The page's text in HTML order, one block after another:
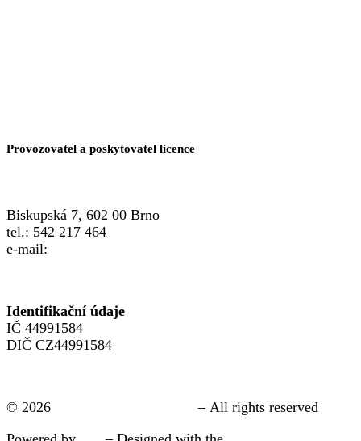
Provozovatel a poskytovatel licence
Biskupská 7, 602 00 Brno
tel.: 542 217 464
e-mail:
Identifikační údaje
IČ 44991584
DIČ CZ44991584
© 2026
– All rights reserved